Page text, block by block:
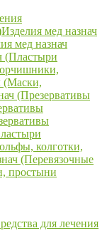
Изделия мед назнач
мед назнач
(Пластыри
(Маски,
(Презервативы
колготки,
(Перевязочные
простыни
для лечения